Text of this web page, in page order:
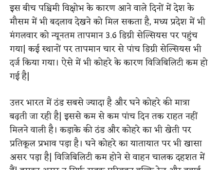
इस बीच पश्चिमी विक्षोभ के कारण आने वाले दिनों में देश के
मौसम में भी बदलाव देखने को मिल सकता है, मध्य प्रदेश में भी
मंगलवार को न्यूनतम तापमान 3.6 डिग्री सेल्सियस पर पहुंच
गया| कई स्थानों पर तापमान चार से पांच डिग्री सेल्सियस भी
दर्ज किया गया। ऐसे में भी कोहरे के कारण विजिबिलिटी कम हो
गई है|
उत्तर भारत में ठंड सबसे ज्यादा है और घने कोहरे की मात्रा
बढ़ती जा रही है| इससे कम से कम पांच दिन तक राहत नहीं
मिलने वाली है। कड़ाके की ठंड और कोहरे का भी खेती पर
प्रतिकूल प्रभाव पड़ा है। घने कोहरे का यातायात पर भी खासा
असर पड़ा है| विजिबिलिटी कम होने से वाहन चालक दहशत में